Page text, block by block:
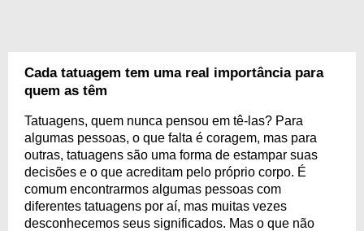
Cada tatuagem tem uma real importância para
quem as têm
Tatuagens, quem nunca pensou em tê-las? Para
algumas pessoas, o que falta é coragem, mas para
outras, tatuagens são uma forma de estampar suas
decisões e o que acreditam pelo próprio corpo. É
comum encontrarmos algumas pessoas com
diferentes tatuagens por aí, mas muitas vezes
desconhecemos seus significados. Mas o que não